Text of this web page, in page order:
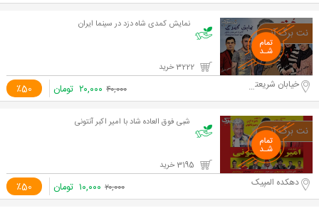
نمایش کمدی شاه دزد در سینما ایران
٪50 خیابان شریعتی ۴۰,۰۰۰ ۲۰,۰۰۰ تومان
شبی فوق العاده شاد با امیر اکبر آنتونی
٪50 دهکده المپیک ۲۰,۰۰۰ ۱۰,۰۰۰ تومان